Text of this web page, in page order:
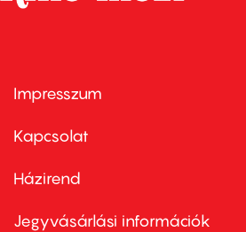
Footer
first
Impresszum
Kapcsolat
Footer
second
Házirend
Jegyvásárlási információk